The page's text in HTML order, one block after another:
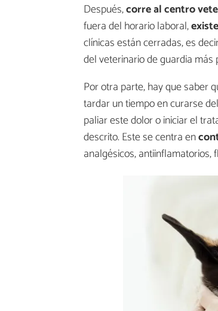
Después,corre al centro
fuera del horario laboral,
clínicas están cerradas, es
del veterinario de guardia más
Por otra parte, hay que saber
tardar un tiempo en curarse
paliar este dolor o iniciar el
descrito. Este se centra en
analgésicos, antiinflamatorios,